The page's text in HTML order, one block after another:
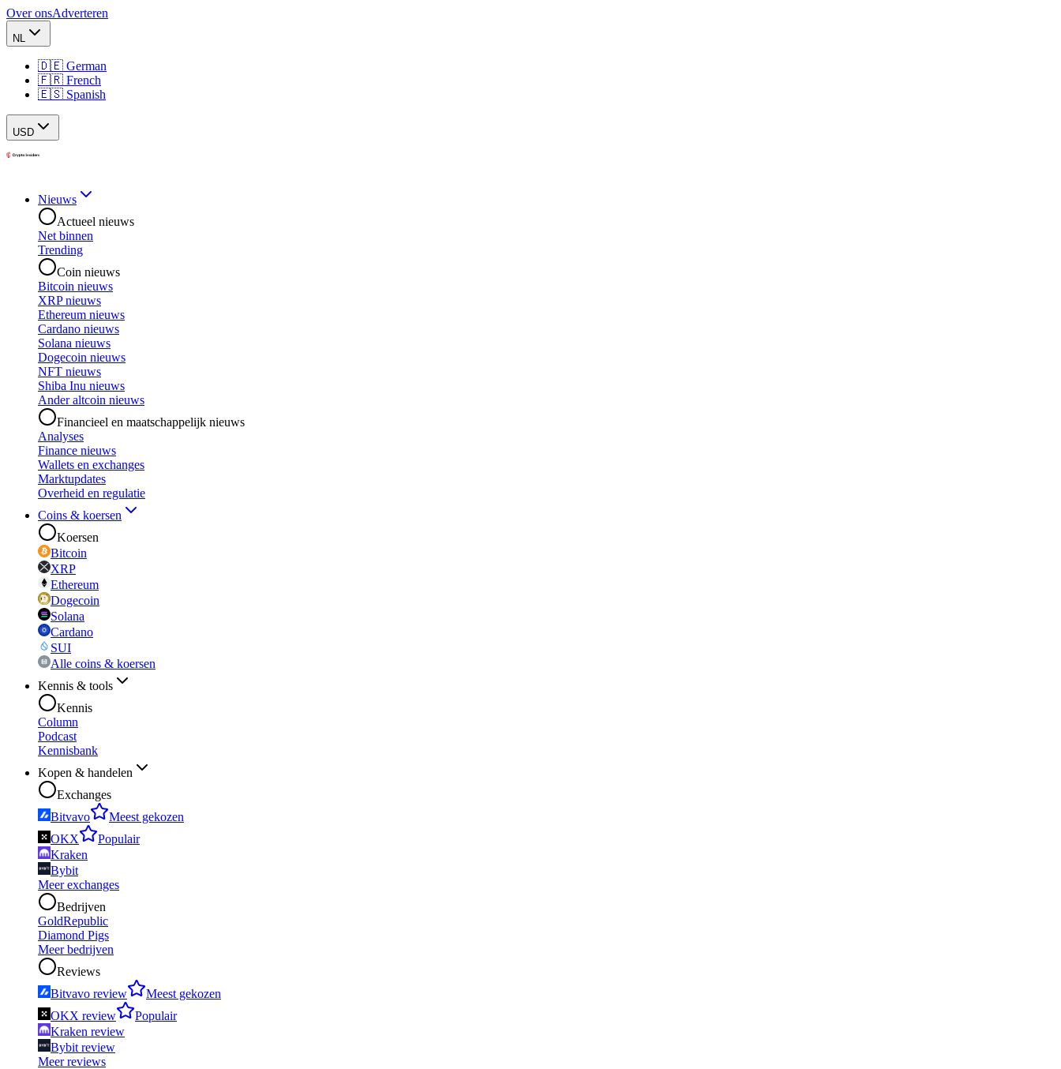
Over onsAdverteren
NL
🇩🇪 German
🇫🇷 French
🇪🇸 Spanish
USD
Nieuws
Actueel nieuws
Net binnen
Trending
Coin nieuws
Bitcoin nieuws
XRP nieuws
Ethereum nieuws
Cardano nieuws
Solana nieuws
Dogecoin nieuws
NFT nieuws
Shiba Inu nieuws
Ander altcoin nieuws
Financieel en maatschappelijk nieuws
Analyses
Finance nieuws
Wallets en exchanges
Marktupdates
Overheid en regulatie
Coins & koersen
Koersen
Bitcoin
XRP
Ethereum
Dogecoin
Solana
Cardano
SUI
Alle coins & koersen
Kennis & tools
Kennis
Column
Podcast
Kennisbank
Kopen & handelen
Exchanges
Bitvavo
Meest gekozen
OKX
Populair
Kraken
Bybit
Meer exchanges
Bedrijven
GoldRepublic
Diamond Pigs
Meer bedrijven
Reviews
Bitvavo review
Meest gekozen
OKX review
Populair
Kraken review
Bybit review
Meer reviews